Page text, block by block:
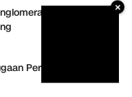
Indonesia Ong
Perakitan HP
×